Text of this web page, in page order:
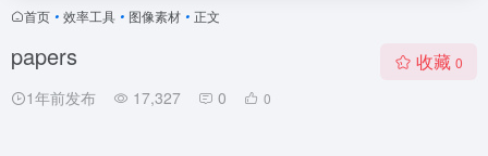
首页 • 效率工具 • 图像素材 • 正文
papers
1年前发布 17,327 0 0
收藏 0